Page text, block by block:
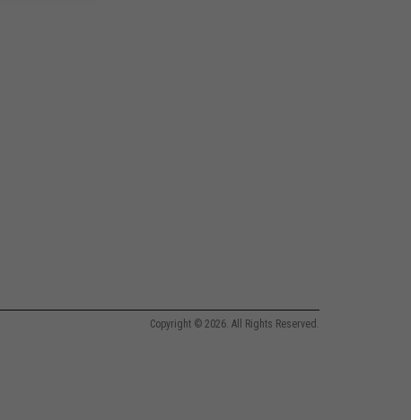
Copyright © 2026. All Rights Reserved.